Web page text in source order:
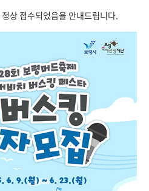
상 접수되었음을 안내드립니다.